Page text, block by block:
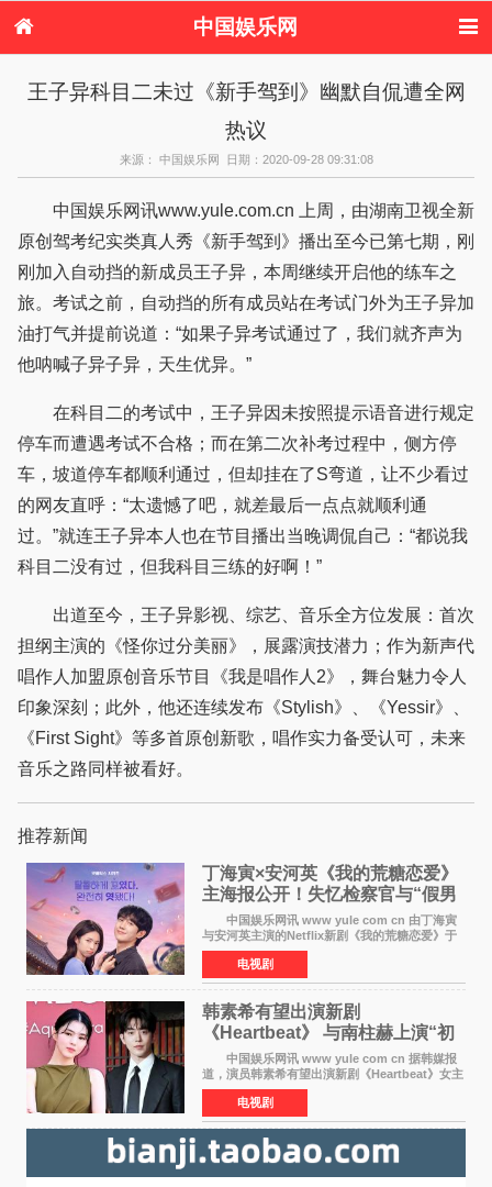
中国娱乐网
电视剧
演唱会 综艺节目
偶像活动
王子异科目二未过《新手驾到》幽默自侃遭全网
热议
来源： 中国娱乐网 日期：2020-09-28 09:31:08
中国娱乐网讯www.yule.com.cn 上周，由湖南卫视全新
原创驾考纪实类真人秀《新手驾到》播出至今已第七期，刚
刚加入自动挡的新成员王子异，本周继续开启他的练车之
旅。考试之前，自动挡的所有成员站在考试门外为王子异加
油打气并提前说道：“如果子异考试通过了，我们就齐声为
他呐喊子异子异，天生优异。”
在科目二的考试中，王子异因未按照提示语音进行规定
停车而遭遇考试不合格；而在第二次补考过程中，侧方停
车，坡道停车都顺利通过，但却挂在了S弯道，让不少看过
的网友直呼：“太遗憾了吧，就差最后一点点就顺利通
过。”就连王子异本人也在节目播出当晚调侃自己：“都说我
科目二没有过，但我科目三练的好啊！”
出道至今，王子异影视、综艺、音乐全方位发展：首次
担纲主演的《怪你过分美丽》，展露演技潜力；作为新声代
唱作人加盟原创音乐节目《我是唱作人2》，舞台魅力令人
印象深刻；此外，他还连续发布《Stylish》、《Yessir》、
《First Sight》等多首原创新歌，唱作实力备受认可，未来
音乐之路同样被看好。
推荐新闻
丁海寅×安河英《我的荒糖恋爱》
主海报公开！失忆检察官与“假男
友”同居罗曼史来
中国娱乐网讯 www yule com cn 由丁海寅
与安河英主演的Netflix新剧《我的荒糖恋爱》于
近日公开主海报，正式进入开播倒计时。 海
报中，两人并肩站在充满怀旧气息的九津麦芽村
街道上，丁
电视剧
韩素希有望出演新剧
《Heartbeat》 与南柱赫上演“初
恋归来”奇幻罗曼史
中国娱乐网讯 www yule com cn 据韩媒报
道，演员韩素希有望出演新剧《Heartbeat》女主
角，与南柱赫合作，引发高度关注。 韩素希
在剧中饰演能够看到过去的女人洪莎朗一角，因
初恋的意外
电视剧